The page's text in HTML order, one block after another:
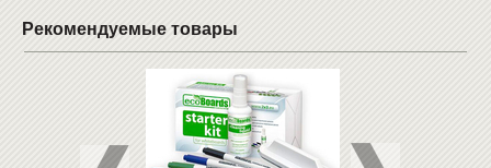
Рекомендуемые товары